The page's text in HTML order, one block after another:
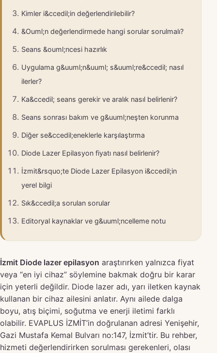
Kimler i&ccedil;in değerlendirilebilir?
&Ouml;n değerlendirmede hangi sorular sorulmalı?
Seans &ouml;ncesi hazırlık
Uygulama g&uuml;n&uuml; s&uuml;re&ccedil; nasıl
ilerler?
Ka&ccedil; seans gerekir ve aralık nasıl belirlenir?
Seans sonrası bakım ve g&uuml;neşten korunma
Diğer se&ccedil;eneklerle karşılaştırma
Diode Lazer Epilasyon fiyatı nasıl belirlenir?
İzmit&rsquo;te Diode Lazer Epilasyon i&ccedil;in
yerel bilgi
Sık&ccedil;a sorulan sorular
Editoryal kaynaklar ve g&uuml;ncelleme notu
İzmit Diode lazer epilasyon araştırırken yalnızca fiyat
veya “en iyi cihaz” söylemine bakmak doğru bir karar
için yeterli değildir. Diode lazer adı, yarı iletken kaynak
kullanan bir cihaz ailesini anlatır. Aynı ailede dalga
boyu, atış biçimi, soğutma ve enerji iletimi farklı
olabilir. EVAPLUS İZMİT’in doğrulanan adresi Yenişehir,
Gazi Mustafa Kemal Bulvarı no:147, İzmit’tir. Bu rehber,
hizmeti değerlendirirken sorulması gerekenleri, olası